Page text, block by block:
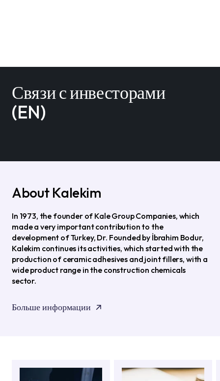
Связи с инвесторами
(EN)
About Kalekim
In 1973, the founder of Kale Group Companies, which
made a very important contribution to the
development of Turkey, Dr. Founded by İbrahim Bodur,
Kalekim continues its activities, which started with the
production of ceramic adhesives and joint fillers, with a
wide product range in the construction chemicals
sector.
Больше информации